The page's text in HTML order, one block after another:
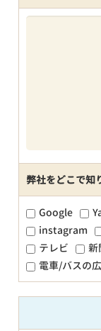
弊社をどこで
Google
instagram
テレビ
新
電車/バスの